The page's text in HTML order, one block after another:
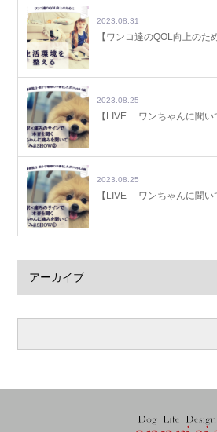
2023.08.31
【ワンコ達のQOL向上の
2023.08.25
【LIVE ワンちゃんに聞
2023.08.25
【LIVE ワンちゃんに聞